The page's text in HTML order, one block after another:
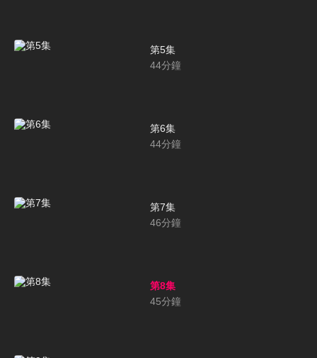
第5集
44分鐘
第6集
44分鐘
第7集
46分鐘
第8集
45分鐘